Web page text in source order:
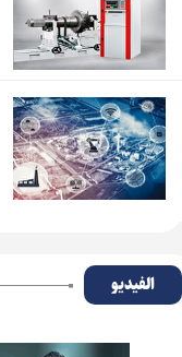
الفیدیو